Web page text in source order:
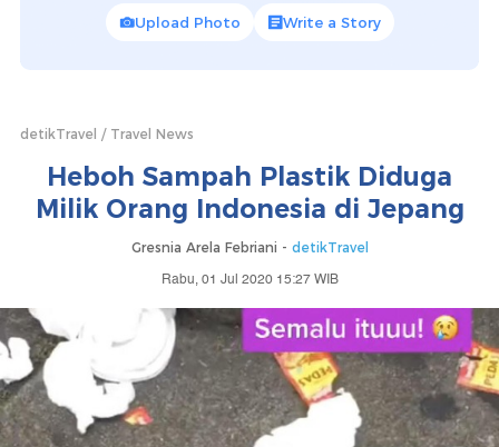
Upload Photo Write a Story
detikTravel Travel News
Heboh Sampah Plastik Diduga
Milik Orang Indonesia di Jepang
Gresnia Arela Febriani - detikTravel
Rabu, 01 Jul 2020 15:27 WIB